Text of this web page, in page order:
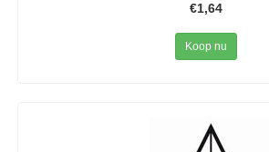
€1,64
Koop nu